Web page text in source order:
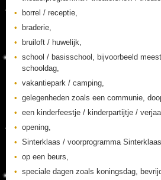
borrel / receptie,
braderie,
bruiloft / huwelijk,
school / basisschool, bijvoorbeeld
schooldag,
vakantiepark / camping,
gelegenheden zoals een communie,
een kinderfeestje / kinderpartijtje /
opening,
Sinterklaas / voorprogramma
op een beurs,
speciale dagen zoals koningsdag,